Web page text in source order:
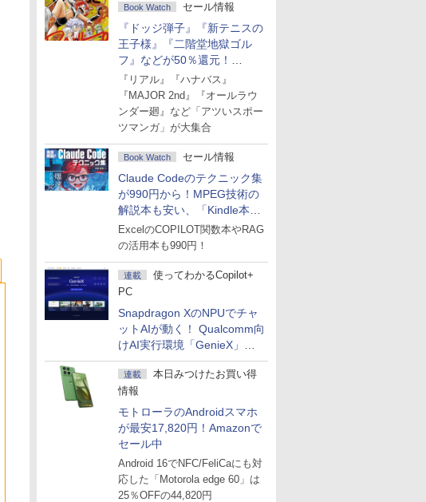
Book Watch セール情報
『ドッジ弾子』『新テニスの
王子様』『二階堂地獄ゴル
フ』などが50％還元！
Amazonマンガ週末セール
『リアル』『ハナバス』
『MAJOR 2nd』『オールラウ
ンダー廻』など「アツいスポー
ツマンガ」が大集合
Book Watch セール情報
Claude Codeのテクニック集
が990円から！MPEG技術の
解説本も安い、「Kindle本サ
マーセール」第2弾開始！
ExcelのCOPILOT関数本やRAG
の活用本も990円！
連載
使ってわかるCopilot+
PC
Snapdragon XのNPUでチャ
ットAIが動く！ Qualcomm向
けAI実行環境「GenieX」を
試してみた
連載
本日みつけたお買い得
情報
モトローラのAndroidスマホ
が最安17,820円！Amazonで
セール中
Android 16でNFC/FeliCaにも対
応した「Motorola edge 60」は
25％OFFの44,820円